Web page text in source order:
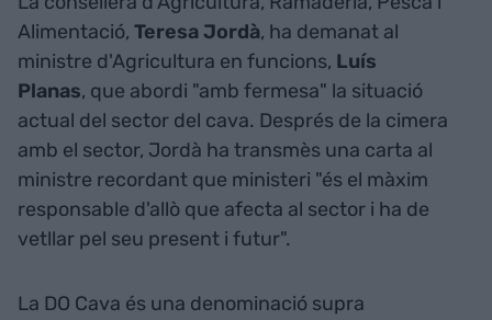
Alimentació, Teresa Jordà, ha demanat al
ministre d'Agricultura en funcions, Luís
Planas, que abordi "amb fermesa" la situació
actual del sector del cava. Després de la cimera
amb el sector, Jordà ha transmès una carta al
ministre recordant que ministeri "és el màxim
responsable d'allò que afecta al sector i ha de
vetllar pel seu present i futur".
La DO Cava és una denominació supra